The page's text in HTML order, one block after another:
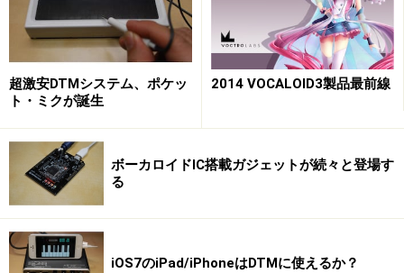
超激安DTMシステム、ポケッ
ト・ミクが誕生
2014 VOCALOID3製品最前線
ボーカロイドIC搭載ガジェットが続々と登場す
る
iOS7のiPad/iPhoneはDTMに使えるか？